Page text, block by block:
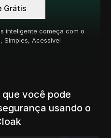
Grátis
inteligente começa com o
Simples, Acessível
você pode
usando o